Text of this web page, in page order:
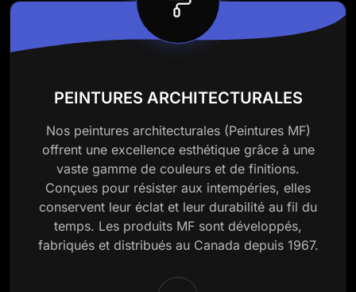
PEINTURES ARCHITECTURALES
Nos peintures architecturales (Peintures MF)
offrent une excellence esthétique grâce à une
vaste gamme de couleurs et de finitions.
Conçues pour résister aux intempéries, elles
conservent leur éclat et leur durabilité au fil du
temps. Les produits MF sont développés,
fabriqués et distribués au Canada depuis 1967.